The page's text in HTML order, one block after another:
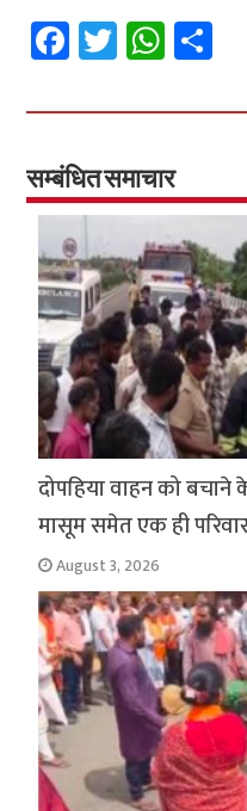
Fa
ce
b
o
o
k
T
wi
tt
er
W
h
at
sA
p
p
ar
सम्बंधित समाचार
दोपहिया वाहन को बचाने
मासूम समेत एक ही
August 3, 2026